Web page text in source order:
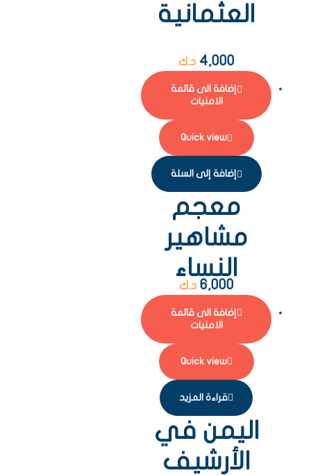
العثمانية
4,000 د.ك
إضافة الى قائمة
الامنيات
Quick view
إضافة إلى السلة
معجم
مشاهير
النساء
6,000 د.ك
إضافة الى قائمة
الامنيات
Quick view
قراءة المزيد
اليمن في
الأرشيف